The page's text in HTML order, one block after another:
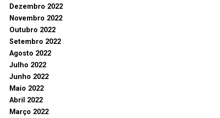
Dezembro 2022
Novembro 2022
Outubro 2022
Setembro 2022
Agosto 2022
Julho 2022
Junho 2022
Maio 2022
Abril 2022
Março 2022